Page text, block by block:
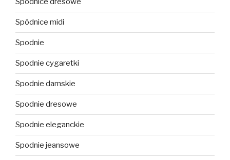
Spódnice midi
Spodnie
Spodnie cygaretki
Spodnie damskie
Spodnie dresowe
Spodnie eleganckie
Spodnie jeansowe